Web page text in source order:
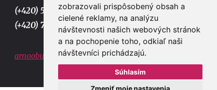
zobrazovali prispôsobený obsah a
cielené reklamy, na analýzu
návštevnosti našich webových stránok
a na pochopenie toho, odkiaľ naši
návštevníci prichádzajú.
Súhlasím
Zmeniť moje nastavenia
(+420) 577 915 036,
(+420) 773 667 390
arnoobuv@gmail.com